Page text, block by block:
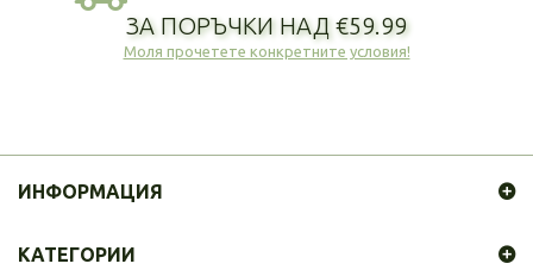
ЗА ПОРЪЧКИ НАД €59.99
Моля прочетете конкретните условия!
ИНФОРМАЦИЯ
КАТЕГОРИИ